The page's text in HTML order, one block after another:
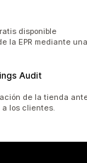
disponible
la EPR mediante
Audit
de la tienda
a los clientes.